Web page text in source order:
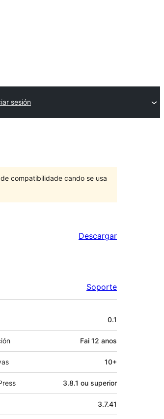
sesión
compatibilidade cando se usa
Descargar
Soporte
0.1
Fai 12 anos
10+
3.8.1 ou superior
3.7.41